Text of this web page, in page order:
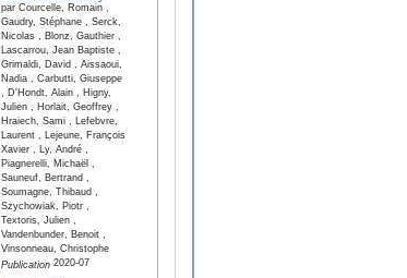
par Courcelle, Romain ,
Gaudry, Stéphane , Serck,
Nicolas , Blonz, Gauthier ,
Lascarrou, Jean Baptiste ,
Grimaldi, David , Aissaoui,
Nadia , Carbutti, Giuseppe
, D'Hondt, Alain , Higny,
Julien , Horlait, Geoffrey ,
Hraiech, Sami , Lefebvre,
Laurent , Lejeune, François
Xavier , Ly, André ,
Piagnerelli, Michaël ,
Sauneuf, Bertrand ,
Soumagne, Thibaud ,
Szychowiak, Piotr ,
Textoris, Julien ,
Vandenbunder, Benoit ,
Vinsonneau, Christophe
Publication2020-07